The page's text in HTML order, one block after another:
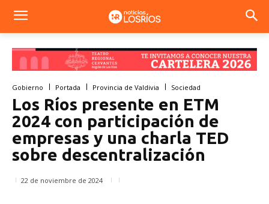
Gobierno Portada Provincia de Valdivia Sociedad
Los Ríos presente en ETM
2024 con participación de
empresas y una charla TED
sobre descentralización
22 de noviembre de 2024